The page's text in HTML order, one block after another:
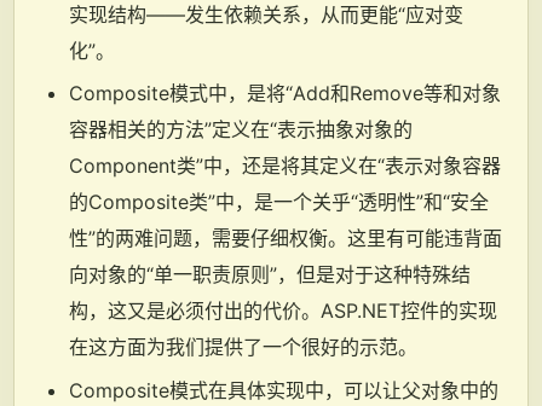
实现结构——发生依赖关系，从而更能“应对变
化”。
Composite模式中，是将“Add和Remove等和对象
容器相关的方法”定义在“表示抽象对象的
Component类”中，还是将其定义在“表示对象容器
的Composite类”中，是一个关乎“透明性”和“安全
性”的两难问题，需要仔细权衡。这里有可能违背面
向对象的“单一职责原则”，但是对于这种特殊结
构，这又是必须付出的代价。ASP.NET控件的实现
在这方面为我们提供了一个很好的示范。
Composite模式在具体实现中，可以让父对象中的